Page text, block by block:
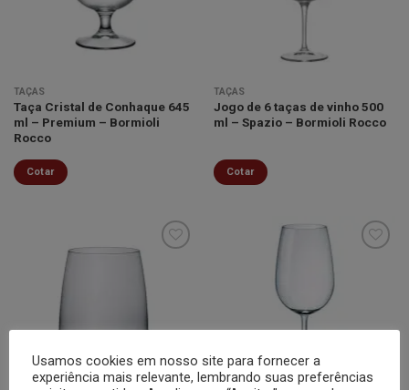
desejos
TAÇAS
Taça Cristal de Conhaque 645
ml – Premium – Bormioli
Rocco
Cotar
TAÇAS
Jogo de 6 taças de vinho 500
ml – Spazio – Bormioli Rocco
Cotar
Minha
lista de
desejos
desejos
Usamos cookies em nosso site para fornecer a
experiência mais relevante, lembrando suas preferências